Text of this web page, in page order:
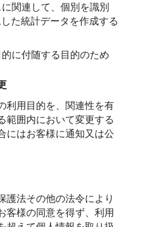
関連して、個別を識別
た統計データを作成する
に付随する目的のため
利用目的を、関連性を有
範囲内において変更する
にはお客様に通知又は公
護法その他の法令により
客様の同意を得ず、利用